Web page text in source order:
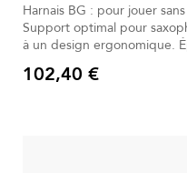
Harnais BG : pour jouer
Support optimal pour
à un design ergonomique. Épaulettes en coton éponge pour
réglable et mousqueton
Prix
102,40 €